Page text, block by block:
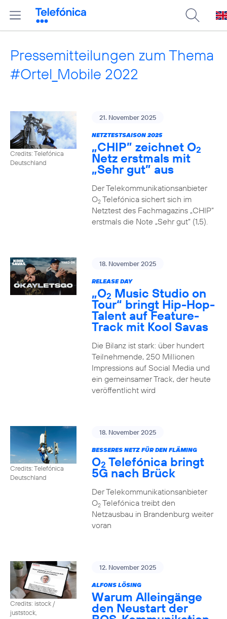
Pressemitteilungen zum Thema
#Ortel_Mobile 2022
Credits: Telefónica
Deutschland
21. November 2025
NETZTESTSAISON 2025
„CHIP” zeichnet O2
Netz erstmals mit
„Sehr gut” aus
Der Telekommunikationsanbieter
O2Telefónica sichert sich im
Netztest des Fachmagazins „CHIP”
erstmals die Note „Sehr gut“ (1,5).
18. November 2025
RELEASE DAY
„O2 Music Studio on
Tour“ bringt Hip-Hop-
Talent auf Feature-
Track mit Kool Savas
Die Bilanz ist stark: über hundert
Teilnehmende, 250 Millionen
Impressions auf Social Media und
ein gemeinsamer Track, der heute
veröffentlicht wird
Credits: Telefónica
Deutschland
18. November 2025
BESSERES NETZ FÜR DEN FLÄMING
O2 Telefónica bringt
5G nach Brück
Der Telekommunikationsanbieter
O2Telefónica treibt den
Netzausbau in Brandenburg weiter
voran
Credits: istock /
juststock,
12. November 2025
ALFONS LÖSING
Warum Alleingänge
den Neustart der